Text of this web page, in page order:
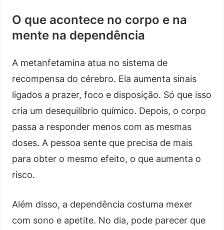
O que acontece no corpo e na
mente na dependência
A metanfetamina atua no sistema de
recompensa do cérebro. Ela aumenta sinais
ligados a prazer, foco e disposição. Só que isso
cria um desequilíbrio químico. Depois, o corpo
passa a responder menos com as mesmas
doses. A pessoa sente que precisa de mais
para obter o mesmo efeito, o que aumenta o
risco.
Além disso, a dependência costuma mexer
com sono e apetite. No dia, pode parecer que